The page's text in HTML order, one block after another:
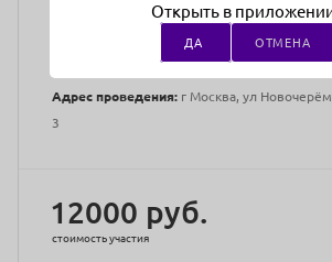
и авторских методик в косметологии
- Сертифицированный тренер по
Адрес проведения: г Москва, ул
3
12000 руб.
стоимость участия
Открыть в
ДА ОТМЕНА